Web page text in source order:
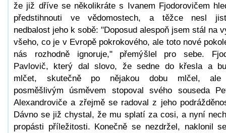
že již dříve se několikráte s Ivanem Fjodorovičem
předstihnouti ve vědomostech, a těžce nesl
nedbalost jeho k sobě: "Doposud alespoň jsem stál na
všeho, co je v Evropě pokrokového, ale toto nové
nás rozhodně ignoruje," přemýšlel pro sebe.
Pavlovič, který dal slovo, že sedne do křesla a
mlčet, skutečně po nějakou dobu mlčel,
posměšlivým úsměvem stopoval svého souseda
Alexandroviče a zřejmě se radoval z jeho
Dávno se již chystal, že mu splatí za cosi, a nyní
propásti příležitosti. Konečně se nezdržel, naklonil